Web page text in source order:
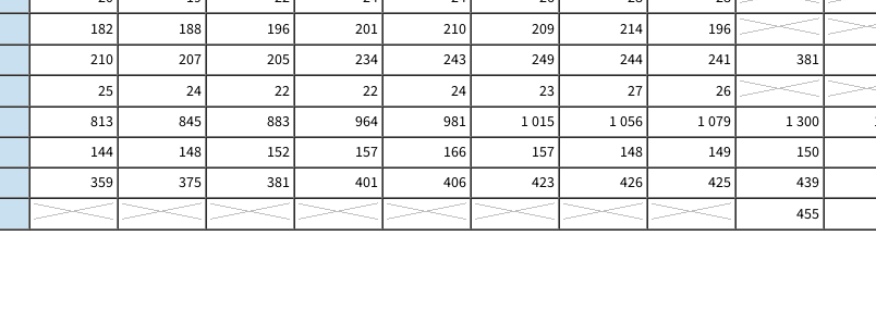
182 188 196 201 210 209 214
196
210 207 205 234 243 249 244 241
381
25 24 22 22 24 23 27
26
813 845 883 964 981 1 015 1 056 1 079 1 300
144 148 152 157 166 157 148 149
150
359 375 381 401 406 423 426 425
439
455